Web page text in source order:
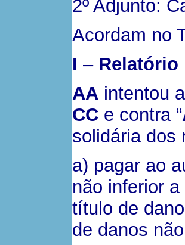
2º Adjunto:
Acordam no
I – Relatório
AA intentou
CC e contra “
solidária dos
a) pagar ao
não inferior
título de
de danos